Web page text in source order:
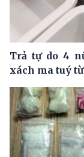
Trả tự do 4
xách ma tuý